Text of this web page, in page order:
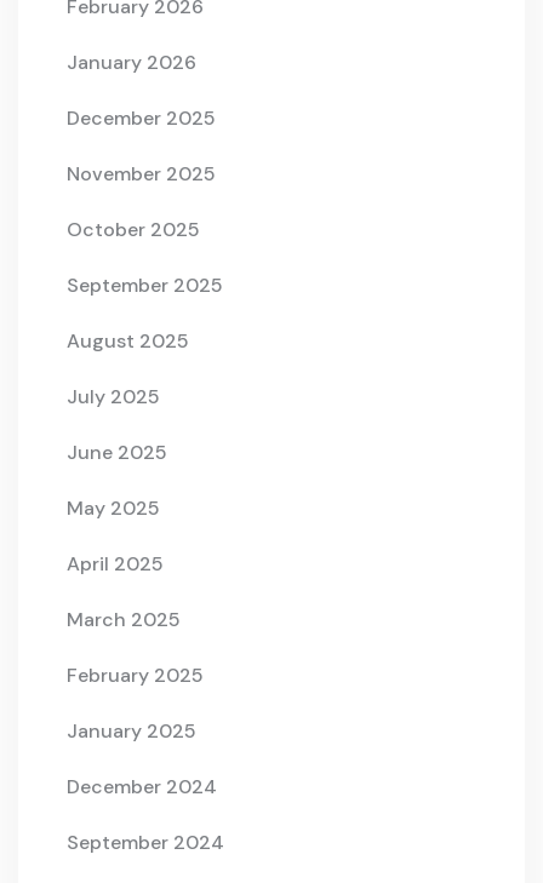
February 2026
January 2026
December 2025
November 2025
October 2025
September 2025
August 2025
July 2025
June 2025
May 2025
April 2025
March 2025
February 2025
January 2025
December 2024
September 2024